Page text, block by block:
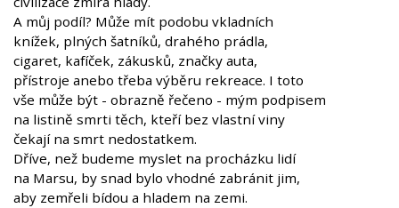
A můj podíl? Může mít podobu vkladních
knížek, plných šatníků, drahého prádla,
cigaret, kafíček, zákusků, značky auta,
přístroje anebo třeba výběru rekreace. I toto
vše může být - obrazně řečeno - mým podpisem
na listině smrti těch, kteří bez vlastní viny
čekají na smrt nedostatkem.
Dříve, než budeme myslet na procházku lidí
na Marsu, by snad bylo vhodné zabránit jim,
aby zemřeli bídou a hladem na zemi.